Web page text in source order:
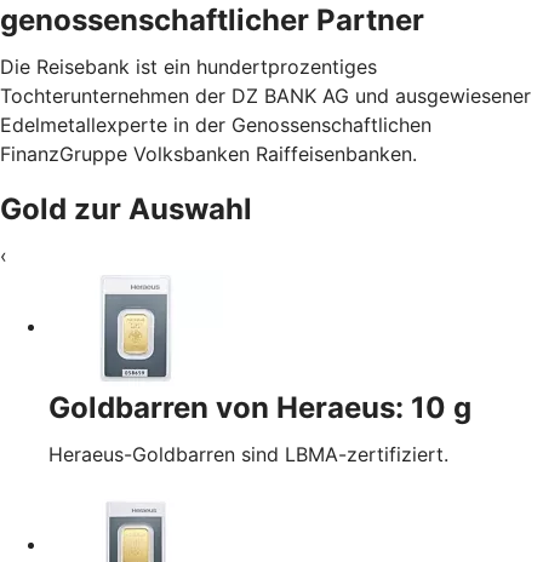
genossenschaftlicher Partner
Die Reisebank ist ein hundertprozentiges
Tochterunternehmen der DZ BANK AG und ausgewiesener
Edelmetallexperte in der Genossenschaftlichen
FinanzGruppe Volksbanken Raiffeisenbanken.
Gold zur Auswahl
‹
Goldbarren von Heraeus: 10 g
Heraeus-Goldbarren sind LBMA-zertifiziert.